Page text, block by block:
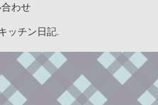
わせ
ッチン日記.